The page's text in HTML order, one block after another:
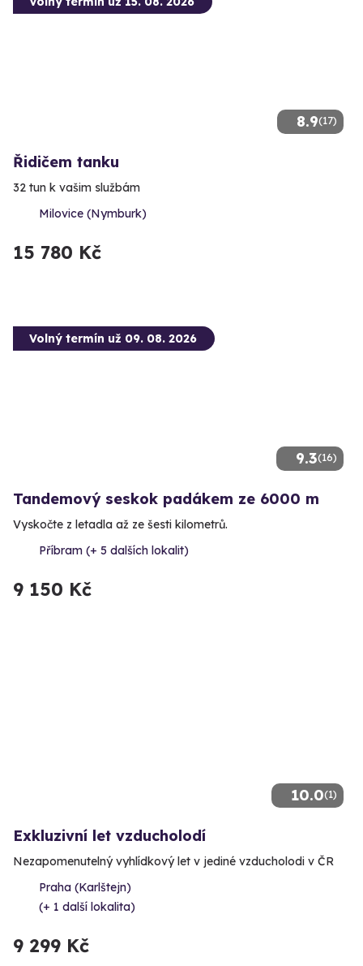
8.9(17)
Řidičem tanku
32 tun k vašim službám
Milovice (Nymburk)
15 780 Kč
9.3(16)
Volný termín už 09. 08. 2026
Tandemový seskok padákem ze 6000 m
Vyskočte z letadla až ze šesti kilometrů.
Příbram (+ 5 dalších lokalit)
9 150 Kč
10.0(1)
Exkluzivní let vzducholodí
Nezapomenutelný vyhlídkový let v jediné vzducholodi v ČR
Praha (Karlštejn)
(+ 1 další lokalita)
9 299 Kč